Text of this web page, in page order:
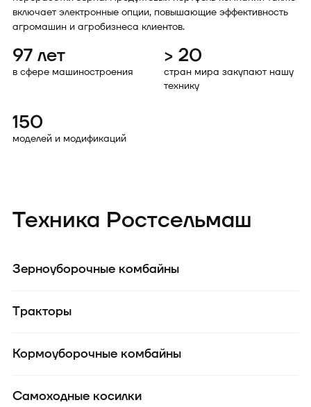
включает электронные опции, повышающие эффективность
агромашин и агробизнеса клиентов.
97 лет
в сфере машиностроения
> 20
стран мира закупают нашу
технику
150
моделей и модификаций
Техника Ростсельмаш
Зерноуборочные комбайны
Тракторы
Кормоуборочные комбайны
Самоходные косилки